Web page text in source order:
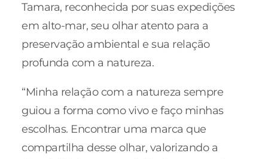
Tamara, reconhecida por suas expedições
em alto-mar, seu olhar atento para a
preservação ambiental e sua relação
profunda com a natureza.
“Minha relação com a natureza sempre
guiou a forma como vivo e faço minhas
escolhas. Encontrar uma marca que
compartilha desse olhar, valorizando a